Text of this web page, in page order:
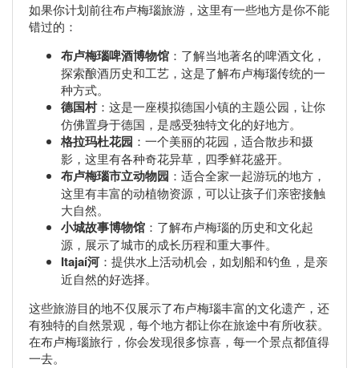
如果你计划前往布卢梅瑙旅游，这里有一些地方是你不能
错过的：
布卢梅瑙啤酒博物馆 ：了解当地著名的啤酒文化，
探索酿酒历史和工艺，这是了解布卢梅瑙传统的一
种方式。
德国村：这是一座模拟德国小镇的主题公园，让你
仿佛置身于德国，是感受独特文化的好地方。
格拉玛杜花园 ：一个美丽的花园，适合散步和摄
影，这里有各种奇花异草，四季鲜花盛开。
布卢梅瑙市立动物园 ：适合全家一起游玩的地方，
这里有丰富的动植物资源，可以让孩子们亲密接触
大自然。
小城故事博物馆 ：了解布卢梅瑙的历史和文化起
源，展示了城市的成长历程和重大事件。
Itajaí河：提供水上活动机会，如划船和钓鱼，是亲
近自然的好选择。
这些旅游目的地不仅展示了布卢梅瑙丰富的文化遗产，还
有独特的自然景观，每个地方都让你在旅途中有所收获。
在布卢梅瑙旅行，你会发现很多惊喜，每一个景点都值得
一去。